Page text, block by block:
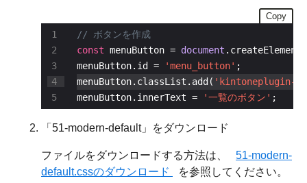
Copy
3
4
5
const menuButton = document .createElement(
menuButton.id =
'menu_button'
menuButton.classList.add( 'kintoneplugin-
menuButton.innerText =
'一覧のボタン' ;
「51-modern-default」をダウンロード
ファイルをダウンロードする方法は、
51-modern-
default.cssのダウンロード
を参照してください。